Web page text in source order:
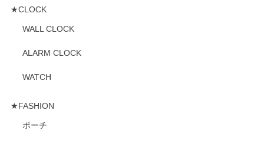
★CLOCK
WALL CLOCK
ALARM CLOCK
WATCH
★FASHION
ポーチ